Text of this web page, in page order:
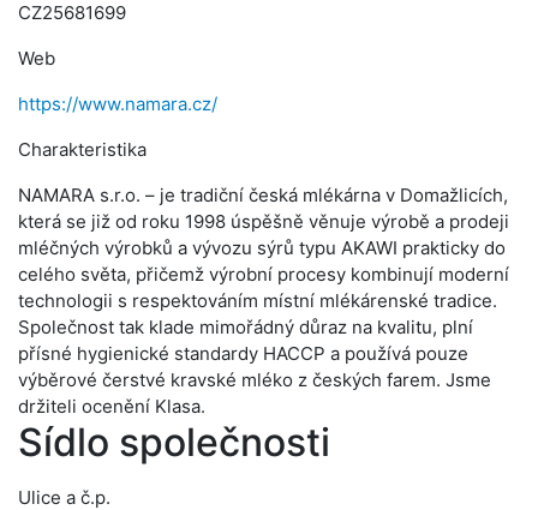
CZ25681699
Web
https://www.namara.cz/
Charakteristika
NAMARA s.r.o. – je tradiční česká mlékárna v Domažlicích,
která se již od roku 1998 úspěšně věnuje výrobě a prodeji
mléčných výrobků a vývozu sýrů typu AKAWI prakticky do
celého světa, přičemž výrobní procesy kombinují moderní
technologii s respektováním místní mlékárenské tradice.
Společnost tak klade mimořádný důraz na kvalitu, plní
přísné hygienické standardy HACCP a používá pouze
výběrové čerstvé kravské mléko z českých farem. Jsme
držiteli ocenění Klasa.
Sídlo společnosti
Ulice a č.p.